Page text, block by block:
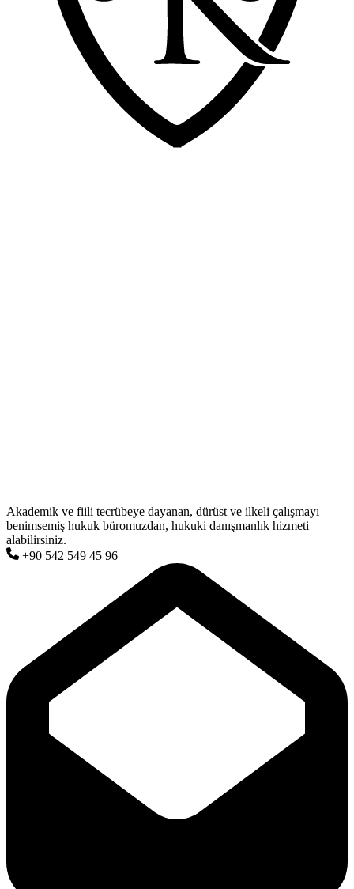
Akademik ve fiili tecrübeye dayanan, dürüst ve ilkeli çalışmayı
benimsemiş hukuk büromuzdan, hukuki danışmanlık hizmeti
alabilirsiniz.
+90 542 549 45 96